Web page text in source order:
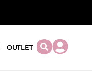
OUTLET